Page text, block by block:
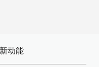
动能